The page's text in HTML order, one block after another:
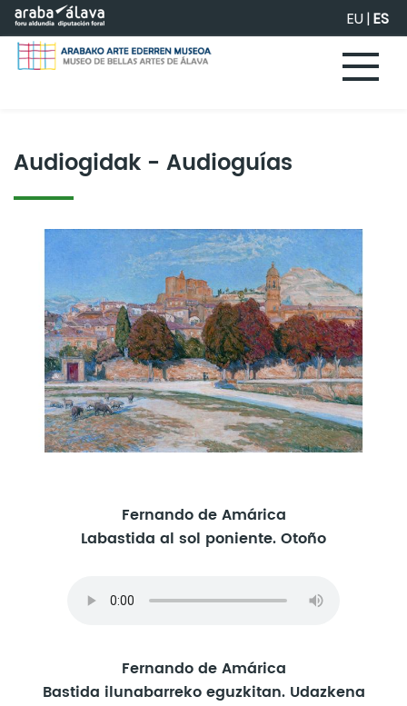
Saltar al contenido principal EU|ES
Audiogidak - Audioguías
Fernando de Amárica
Labastida al sol poniente. Otoño
Fernando de Amárica
Bastida ilunabarreko eguzkitan. Udazkena